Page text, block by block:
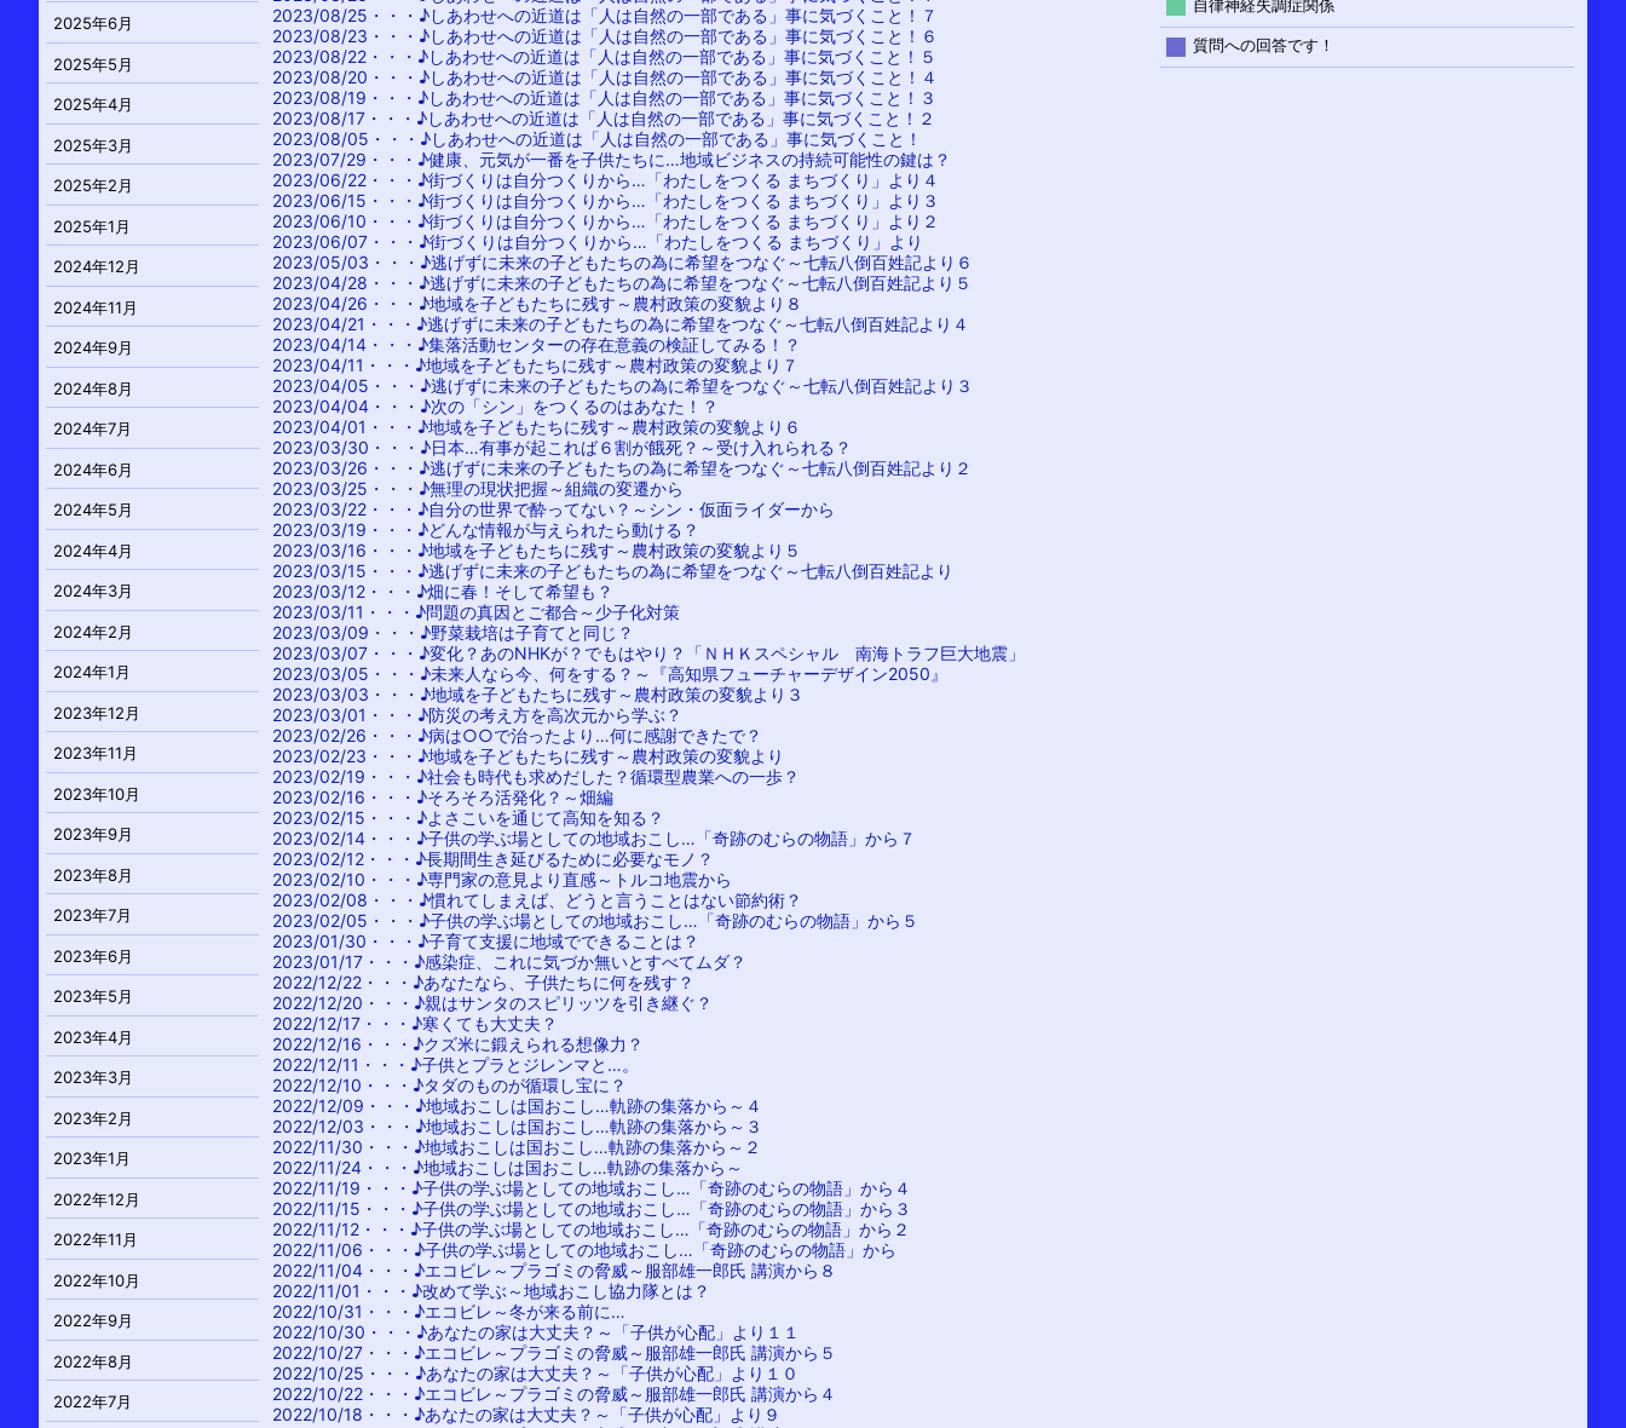
2023/08/25・・・ ♪しあわせへの近道は「人は自然の一部である」事に気づくこと！７
2023/08/23・・・ ♪しあわせへの近道は「人は自然の一部である」事に気づくこと！６
2023/08/22・・・ ♪しあわせへの近道は「人は自然の一部である」事に気づくこと！５
2023/08/20・・・ ♪しあわせへの近道は「人は自然の一部である」事に気づくこと！４
2023/08/19・・・ ♪しあわせへの近道は「人は自然の一部である」事に気づくこと！３
2023/08/17・・・ ♪しあわせへの近道は「人は自然の一部である」事に気づくこと！２
2023/08/05・・・ ♪しあわせへの近道は「人は自然の一部である」事に気づくこと！
2023/07/29・・・ ♪健康、元気が一番を子供たちに…地域ビジネスの持続可能性の鍵は？
2023/06/22・・・ ♪街づくりは自分つくりから…「わたしをつくる まちづくり」より４
2023/06/15・・・ ♪街づくりは自分つくりから…「わたしをつくる まちづくり」より３
2023/06/10・・・ ♪街づくりは自分つくりから…「わたしをつくる まちづくり」より２
2023/06/07・・・ ♪街づくりは自分つくりから…「わたしをつくる まちづくり」より
2023/05/03・・・ ♪逃げずに未来の子どもたちの為に希望をつなぐ～七転八倒百姓記より６
2023/04/28・・・ ♪逃げずに未来の子どもたちの為に希望をつなぐ～七転八倒百姓記より５
2023/04/26・・・ ♪地域を子どもたちに残す～農村政策の変貌より８
2023/04/21・・・ ♪逃げずに未来の子どもたちの為に希望をつなぐ～七転八倒百姓記より４
2023/04/14・・・ ♪集落活動センターの存在意義の検証してみる！？
2023/04/11・・・ ♪地域を子どもたちに残す～農村政策の変貌より７
2023/04/05・・・ ♪逃げずに未来の子どもたちの為に希望をつなぐ～七転八倒百姓記より３
2023/04/04・・・ ♪次の「シン」をつくるのはあなた！？
2023/04/01・・・ ♪地域を子どもたちに残す～農村政策の変貌より６
2023/03/30・・・ ♪日本…有事が起これば６割が餓死？～受け入れられる？
2023/03/26・・・ ♪逃げずに未来の子どもたちの為に希望をつなぐ～七転八倒百姓記より２
2023/03/25・・・ ♪無理の現状把握～組織の変遷から
2023/03/22・・・ ♪自分の世界で酔ってない？～シン・仮面ライダーから
2023/03/19・・・ ♪どんな情報が与えられたら動ける？
2023/03/16・・・ ♪地域を子どもたちに残す～農村政策の変貌より５
2023/03/15・・・ ♪逃げずに未来の子どもたちの為に希望をつなぐ～七転八倒百姓記より
2023/03/12・・・ ♪畑に春！そして希望も？
2023/03/11・・・ ♪問題の真因とご都合～少子化対策
2023/03/09・・・ ♪野菜栽培は子育てと同じ？
2023/03/07・・・ ♪変化？あのNHKが？でもはやり？「ＮＨＫスペシャル 南海トラフ巨大地震」
2023/03/05・・・ ♪未来人なら今、何をする？～『高知県フューチャーデザイン2050』
2023/03/03・・・ ♪地域を子どもたちに残す～農村政策の変貌より３
2023/03/01・・・ ♪防災の考え方を高次元から学ぶ？
2023/02/26・・・ ♪病は○○で治ったより…何に感謝できたで？
2023/02/23・・・ ♪地域を子どもたちに残す～農村政策の変貌より
2023/02/19・・・ ♪社会も時代も求めだした？循環型農業への一歩？
2023/02/16・・・ ♪そろそろ活発化？～畑編
2023/02/15・・・ ♪よさこいを通じて高知を知る？
2023/02/14・・・ ♪子供の学ぶ場としての地域おこし…「奇跡のむらの物語」から７
2023/02/12・・・ ♪長期間生き延びるために必要なモノ？
2023/02/10・・・ ♪専門家の意見より直感～トルコ地震から
2023/02/08・・・ ♪慣れてしまえば、どうと言うことはない節約術？
2023/02/05・・・ ♪子供の学ぶ場としての地域おこし…「奇跡のむらの物語」から５
2023/01/30・・・ ♪子育て支援に地域でできることは？
2023/01/17・・・ ♪感染症、これに気づか無いとすべてムダ？
2022/12/22・・・ ♪あなたなら、子供たちに何を残す？
2022/12/20・・・ ♪親はサンタのスピリッツを引き継ぐ？
2022/12/17・・・ ♪寒くても大丈夫？
2022/12/16・・・ ♪クズ米に鍛えられる想像力？
2022/12/11・・・ ♪子供とプラとジレンマと…。
2022/12/10・・・ ♪タダのものが循環し宝に？
2022/12/09・・・ ♪地域おこしは国おこし…軌跡の集落から～４
2022/12/03・・・ ♪地域おこしは国おこし…軌跡の集落から～３
2022/11/30・・・ ♪地域おこしは国おこし…軌跡の集落から～２
2022/11/24・・・ ♪地域おこしは国おこし…軌跡の集落から～
2022/11/19・・・ ♪子供の学ぶ場としての地域おこし…「奇跡のむらの物語」から４
2022/11/15・・・ ♪子供の学ぶ場としての地域おこし…「奇跡のむらの物語」から３
2022/11/12・・・ ♪子供の学ぶ場としての地域おこし…「奇跡のむらの物語」から２
2022/11/06・・・ ♪子供の学ぶ場としての地域おこし…「奇跡のむらの物語」から
2022/11/04・・・ ♪エコビレ～プラゴミの脅威～服部雄一郎氏 講演から８
2022/11/01・・・ ♪改めて学ぶ～地域おこし協力隊とは？
2022/10/31・・・ ♪エコビレ～冬が来る前に…
2022/10/30・・・ ♪あなたの家は大丈夫？～「子供が心配」より１１
2022/10/27・・・ ♪エコビレ～プラゴミの脅威～服部雄一郎氏 講演から５
2022/10/25・・・ ♪あなたの家は大丈夫？～「子供が心配」より１０
2022/10/22・・・ ♪エコビレ～プラゴミの脅威～服部雄一郎氏 講演から４
2022/10/18・・・ ♪あなたの家は大丈夫？～「子供が心配」より９
自律神経失調症関係
質問への回答です！
2025年6月
2025年5月
2025年4月
2025年3月
2025年2月
2025年1月
2024年12月
2024年11月
2024年9月
2024年8月
2024年7月
2024年6月
2024年5月
2024年4月
2024年3月
2024年2月
2024年1月
2023年12月
2023年11月
2023年10月
2023年9月
2023年8月
2023年7月
2023年6月
2023年5月
2023年4月
2023年3月
2023年2月
2023年1月
2022年12月
2022年11月
2022年10月
2022年9月
2022年8月
2022年7月